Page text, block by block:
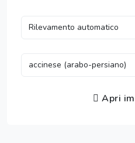
Apri